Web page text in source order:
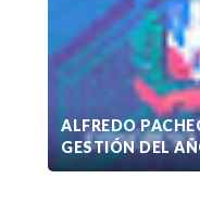
ALFREDO
GESTIÓN DEL